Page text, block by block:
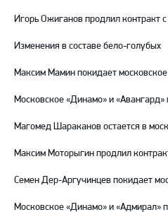
Игорь Ожиганов продлил контракт
Изменения в составе бело-голубых
Максим Мамин покидает
Московское «Динамо» и «Авангард»
Магомед Шараканов остается в
Максим Моторыгин продлил
Семен Дер-Аргучинцев покидает
Московское «Динамо» и «Адмирал»